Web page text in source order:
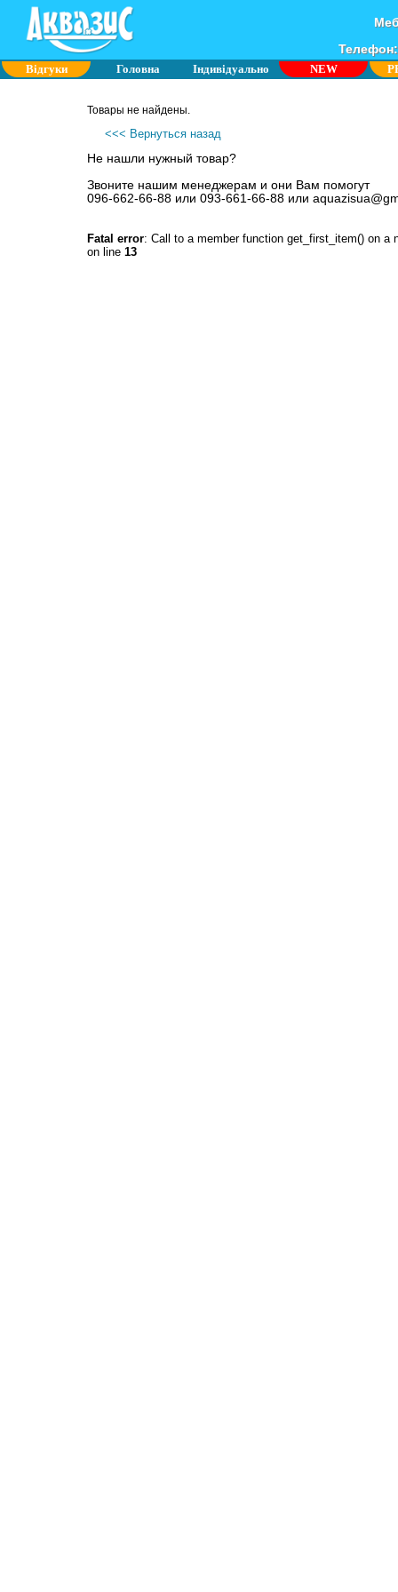
Телефон:
Відгуки Головна Індивідуально NEW
Товары не найдены.
<<< Вернуться назад
Не нашли нужный товар?
Звоните нашим менеджерам и они Вам помогут
096-662-66-88 или 093-661-66-88 или
Fatal error: Call to a member function get_first_item() on a
on line13